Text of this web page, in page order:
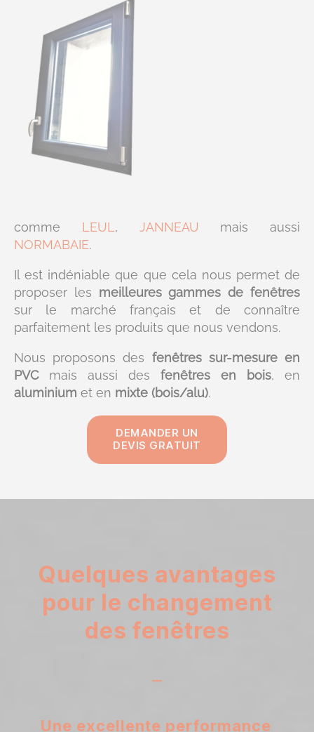
comme LEUL , JANNEAU mais aussi
NORMABAIE.
Il est indéniable que que cela nous permet de
proposer les meilleures gammes de fenêtres
sur le marché français et de connaître
parfaitement les produits que nous vendons.
Nous proposons des fenêtres sur-mesure en
PVCmais aussi des fenêtres en bois, en
aluminium et en mixte (bois/alu).
DEMANDER UN
DEVIS GRATUIT
Quelques avantages
pour le changement
des fenêtres
Une excellente performance